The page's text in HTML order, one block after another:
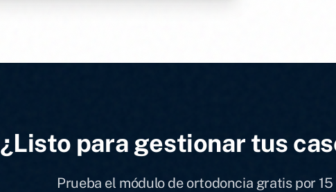
¿Listo para gestionar tus
Prueba el módulo de ortodoncia gratis por